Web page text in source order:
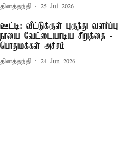
தினத்தந்தி 25 Jul 2026
ஊட்டி: வீட்டுக்குள் புகுந்து வளர்ப்பு
நாயை வேட்டையாடிய சிறுத்தை -
பொதுமக்கள் அச்சம்
தினத்தந்தி 24 Jun 2026